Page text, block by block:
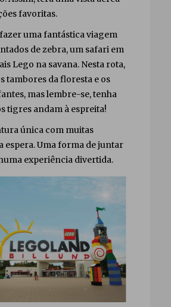
favoritas.
uma fantástica viagem
de zebra, um safari em
Lego na savana. Nesta rota,
tambores da floresta e os
mas lembre-se, tenha
tigres andam à espreita!
única com muitas
espera. Uma forma de juntar
experiência divertida.